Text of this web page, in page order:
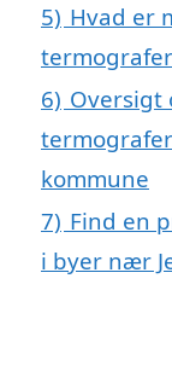
5) Hvad er
6) Oversigt
kommune
7) Find en
i byer nær